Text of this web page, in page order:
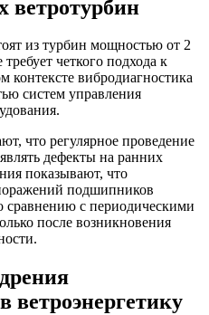
ветротурбин
из турбин мощностью от 2
четкого подхода к
контексте вибродиагностика
систем управления
что регулярное проведение
дефекты на ранних
показывают, что
подшипников
сравнению с периодическими
после возникновения
ветроэнергетику